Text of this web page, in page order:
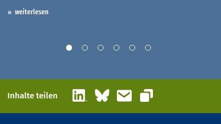
weiterlesen
Inhalte teilen LinkedInBlueskyE-Mail
Link kopieren